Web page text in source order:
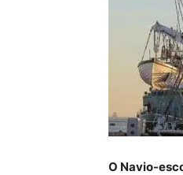
O Navio-